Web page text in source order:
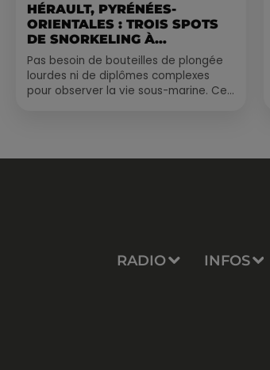
HÉRAULT, PYRÉNÉES-
ORIENTALES : TROIS SPOTS
DE SNORKELING À
EXPLORER...
Pas besoin de bouteilles de plongée
lourdes ni de diplômes complexes
pour observer la vie sous-marine. Cet
RADIO INFOS